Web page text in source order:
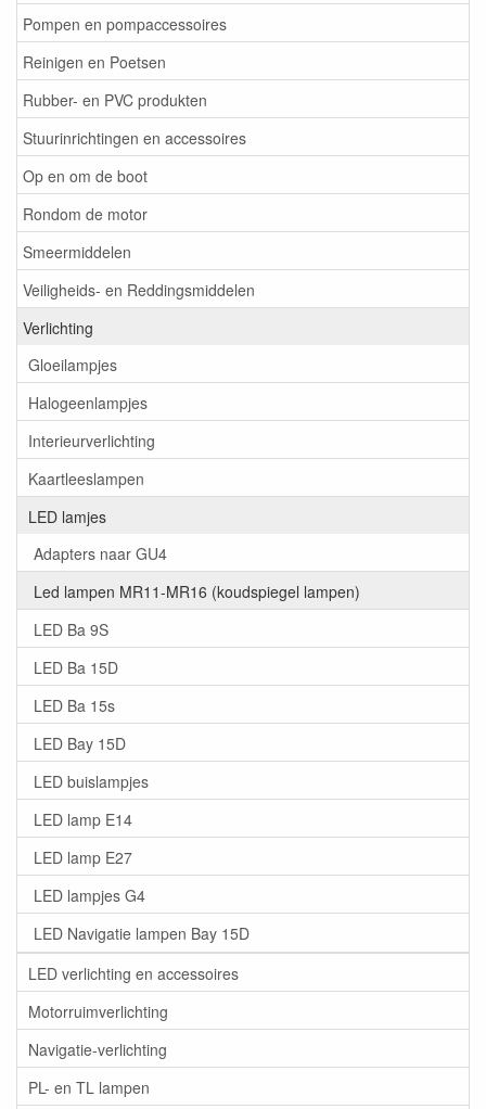
Pompen en pompaccessoires
Reinigen en Poetsen
Rubber- en PVC produkten
Stuurinrichtingen en accessoires
Op en om de boot
Rondom de motor
Smeermiddelen
Veiligheids- en Reddingsmiddelen
Verlichting
Gloeilampjes
Halogeenlampjes
Interieurverlichting
Kaartleeslampen
LED lamjes
Adapters naar GU4
Led lampen MR11-MR16 (koudspiegel lampen)
LED Ba 9S
LED Ba 15D
LED Ba 15s
LED Bay 15D
LED buislampjes
LED lamp E14
LED lamp E27
LED lampjes G4
LED Navigatie lampen Bay 15D
LED verlichting en accessoires
Motorruimverlichting
Navigatie-verlichting
PL- en TL lampen